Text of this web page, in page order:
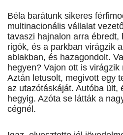
Béla barátunk sikeres
multinacionális vállalat
tavaszi hajnalon arra ébredt,
rigók, és a parkban virágzik
ablakban, és hazagondolt.
hegyen? Vajon ott is
Aztán letusolt, megivott egy
az utazótáskáját. Autóba ült,
hegyig. Azóta se látták a
cégnél.